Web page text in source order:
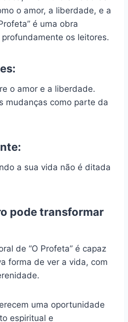
o amor, a liberdade, e a
é uma obra
os leitores.
o amor e a liberdade.
mudanças como parte da
a sua vida não é ditada
pode transformar
de “O Profeta” é capaz
forma de ver a vida, com
uma oportunidade
espiritual e